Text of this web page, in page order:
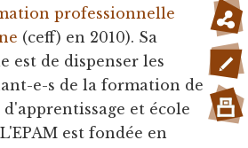
professionnelle
(ceff) en 2010). Sa
est de dispenser les
e-s de la formation de
et école
est fondée en